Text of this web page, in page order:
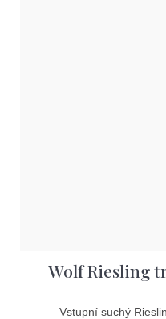
Wolf Riesling
Vstupní suchý